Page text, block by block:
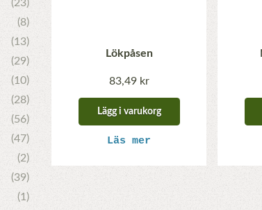
(23)
(8)
(13)
(29)
(10)
(28)
(56)
(47)
(2)
(39)
(1)
Lökpåsen
83,49 kr
Lägg i varukorg
Läs mer